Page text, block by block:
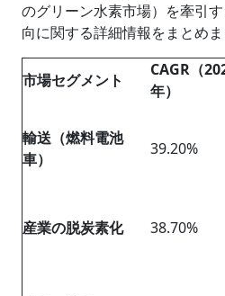
のグリーン水素市場）を牽引
向に関する詳細情報をまとめま
市場セグメント
CAGR（
年）
輸送（燃料電池
車）
39.20%
産業の脱炭素化 38.70%